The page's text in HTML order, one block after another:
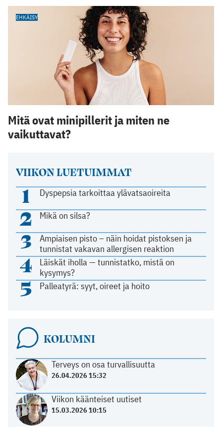
VIIKON LUETUIMMAT
1 Dyspepsia tarkoittaa ylävatsaoireita
2 Mikä on silsa?
3
Ampiaisen pisto – näin hoidat pistoksen ja
tunnistat vakavan allergisen reaktion
4
Läiskät iholla — tunnistatko, mistä on
kysymys?
5 Palleatyrä: syyt, oireet ja hoito
KOLUMNI
Terveys on osa turvallisuutta
26.04.2026 15:32
Viikon käänteiset uutiset
15.03.2026 10:15
EHKÄISY
Mitä ovat minipillerit ja miten ne
vaikuttavat?